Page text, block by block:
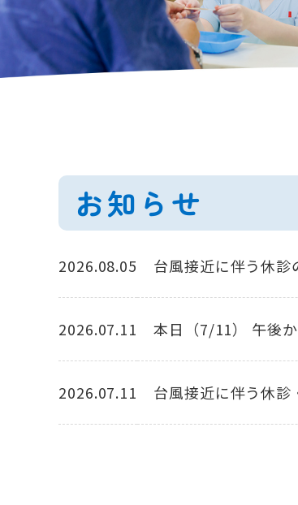
お知らせ
2026.08.05 台風接近に伴う休
2026.07.11 本日（7/11） 午後
2026.07.11 台風接近に伴う休